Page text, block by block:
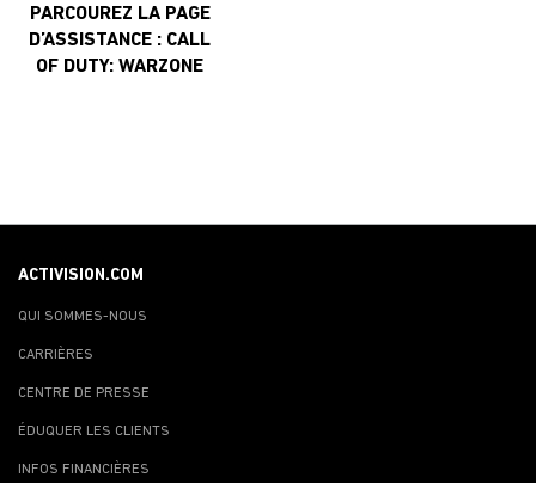
PARCOUREZ LA PAGE
D’ASSISTANCE : CALL
OF DUTY: WARZONE
ACTIVISION.COM
QUI SOMMES-NOUS
CARRIÈRES
CENTRE DE PRESSE
ÉDUQUER LES CLIENTS
INFOS FINANCIÈRES